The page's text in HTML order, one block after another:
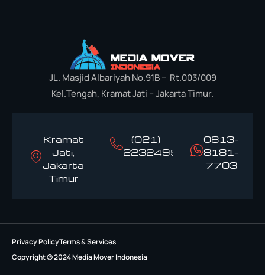
JL. Masjid Albariyah No.91B – Rt.003/009
Kel.Tengah, Kramat Jati – Jakarta Timur.
Kramat
Jati,
Jakarta
Timur
(021)
22324958
0813-
8181-
7703
Copyright © 2024 Media Mover Indonesia
Privacy PolicyTerms & Services